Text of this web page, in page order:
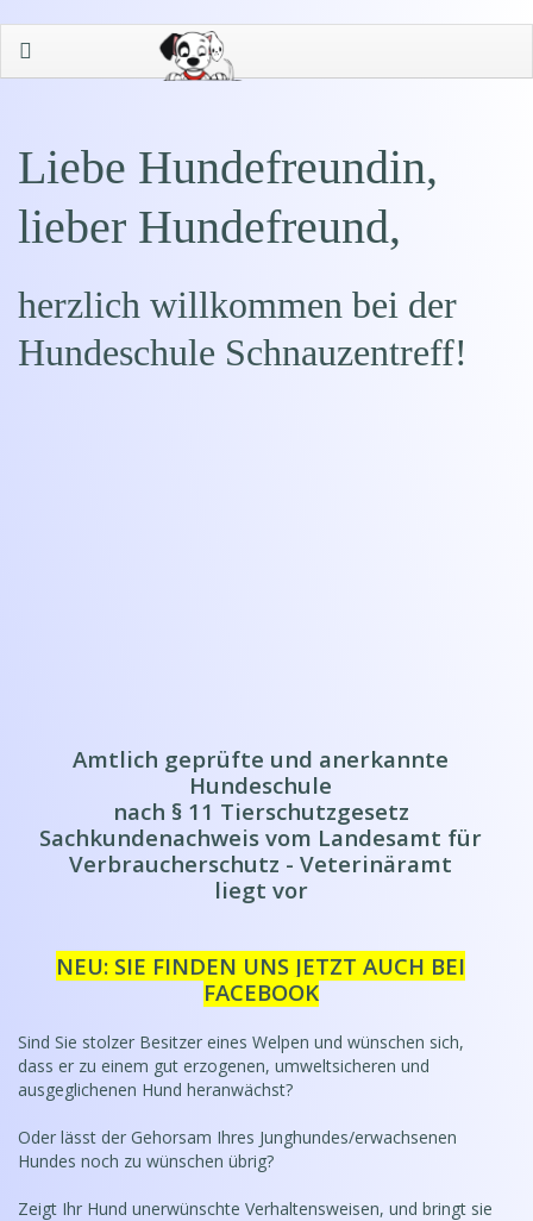
Liebe Hundefreundin,
lieber Hundefreund,
herzlich willkommen bei der
Hundeschule Schnauzentreff!
Amtlich geprüfte und anerkannte
Hundeschule
nach § 11 Tierschutzgesetz
Sachkundenachweis vom Landesamt für
Verbraucherschutz - Veterinäramt
liegt vor
NEU: SIE FINDEN UNS JETZT AUCH BEI
FACEBOOK
Sind Sie stolzer Besitzer eines Welpen und wünschen sich,
dass er zu einem gut erzogenen, umweltsicheren und
ausgeglichenen Hund heranwächst?
Oder lässt der Gehorsam Ihres Junghundes/erwachsenen
Hundes noch zu wünschen übrig?
Zeigt Ihr Hund unerwünschte Verhaltensweisen, und bringt sie